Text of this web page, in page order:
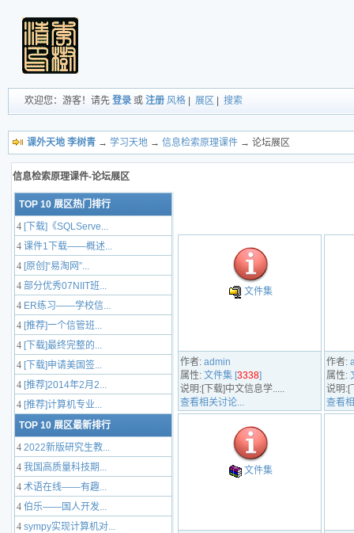
欢迎您：游客！请先 登录 或 注册 风格 展区 搜索
课外天地 李树青 → 学习天地 → 信息检索原理课件 → 论坛展区
信息检索原理课件-论坛展区
TOP 10 展区热门排行
4 [下载]《SQLServe...
4 课件1下载——概述...
4 [原创]“易淘网”...
4 部分优秀07NIIT班...
4 ER练习——学校信...
4 [推荐]一个信管班...
4 [下载]最终完整的...
4 [下载]申请美国签...
4 [推荐]2014年2月2...
4 [推荐]计算机专业...
TOP 10 展区最新排行
4 2022新版研究生教...
4 我国高质量科技期...
4 术语在线——有趣...
4 伯乐——国人开发...
4 sympy实现计算机对...
文件集
作者: admin
属性: 文件集 [3338]
说明:[下载]中文信息学.....
查看相关讨论...
作者:
属性:
说明:[
查看
文件集